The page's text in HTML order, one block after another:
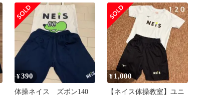
¥390
体操ネイス ズボン140
¥ 1,000
【ネイス体操教室】ユニ